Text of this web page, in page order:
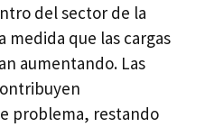
del sector de la
que las cargas
aumentando. Las
problema, restando